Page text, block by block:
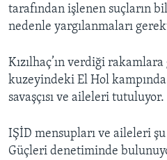
tarafından işlenen suçların
nedenle yargılanmaları
Kızılhaç’ın verdiği
kuzeyindeki El Hol
savaşçısı ve aileleri tutuluyor.
IŞİD mensupları ve aileleri
Güçleri denetiminde